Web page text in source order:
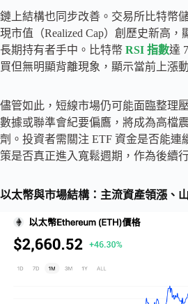
鏈上結構也同步改善。交易所比特幣
現市值（Realized Cap）創歷史新高，
長期持有者手中。比特幣 RSI 指數達
買但無明顯背離現象，顯示當前上漲
儘管如此，短線市場仍可能面臨整理
數據或聯準會紀要偏鷹，將成為高檔
劑。投資者需關注 ETF 資金是否能連
策是否真正進入寬鬆週期，作為後續
以太幣與市場結構：主流資產領漲、